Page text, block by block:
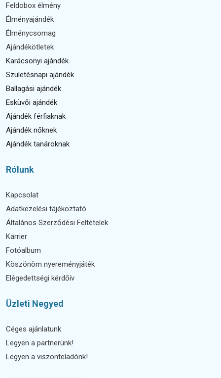
Feldobox élmény
Élményajándék
Élménycsomag
Ajándékötletek
Karácsonyi ajándék
Születésnapi ajándék
Ballagási ajándék
Esküvői ajándék
Ajándék férfiaknak
Ajándék nőknek
Ajándék tanároknak
Rólunk
Kapcsolat
Adatkezelési tájékoztató
Általános Szerződési Feltételek
Karrier
Fotóalbum
Köszönöm nyereményjáték
Elégedettségi kérdőív
Üzleti Negyed
Céges ajánlatunk
Legyen a partnerünk!
Legyen a viszonteladónk!